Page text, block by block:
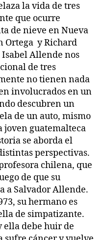
la vida de tres
que ocurre
de nieve en Nueva
Ortega y Richard
Allende nos
de tres
no tienen nada
involucrados en un
descubren un
de un auto, mismo
joven guatemalteca
se aborda el
perspectivas.
chilena, que
de que su
a Salvador Allende.
su hermano es
de simpatizante.
ella debe huir de